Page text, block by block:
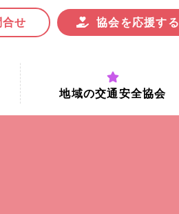
合せ 協会を応援する
間
地域の交通安全協会